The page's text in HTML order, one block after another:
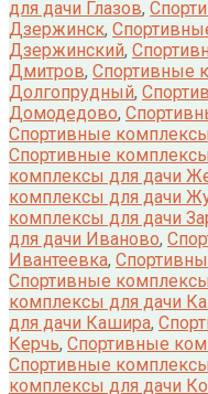
для дачи Глазов,
Дзержинск,
Дзержинский,
Дмитров, Спортивные
Долгопрудный,
Домодедово,
Спортивные
Спортивные
комплексы для дачи
комплексы для дачи
комплексы для дачи
для дачи Иваново,
Ивантеевка,
Спортивные
комплексы для дачи
для дачи Кашира,
Керчь, Спортивные
Спортивные
комплексы для дачи